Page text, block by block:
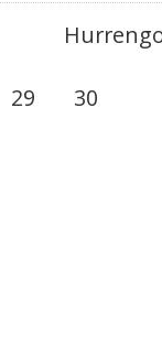
29 30